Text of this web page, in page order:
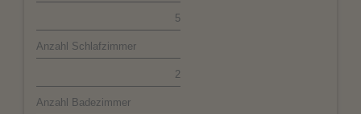
5
Anzahl Schlafzimmer
2
Anzahl Badezimmer